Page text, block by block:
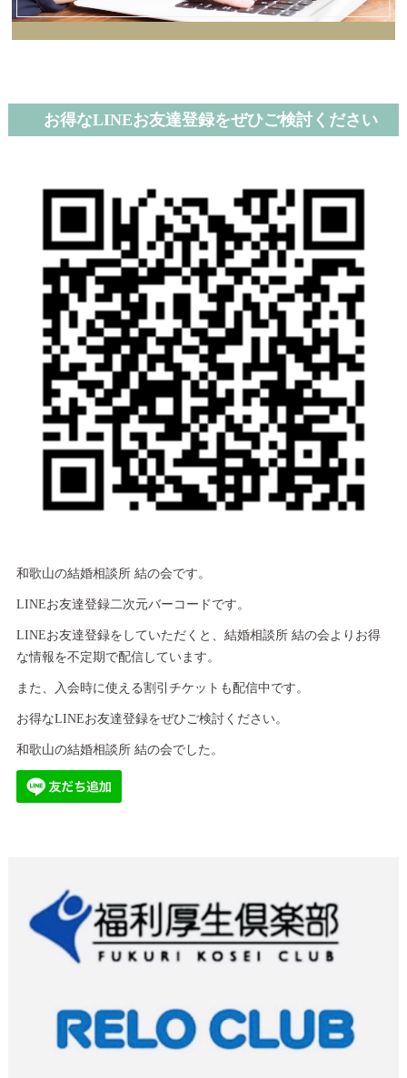
お得なLINEお友達登録をぜひご検討ください
和歌山の結婚相談所 結の会です。
LINEお友達登録二次元バーコードです。
LINEお友達登録をしていただくと、結婚相談所 結の会よりお得
な情報を不定期で配信しています。
また、入会時に使える割引チケットも配信中です。
お得なLINEお友達登録をぜひご検討ください。
和歌山の結婚相談所 結の会でした。